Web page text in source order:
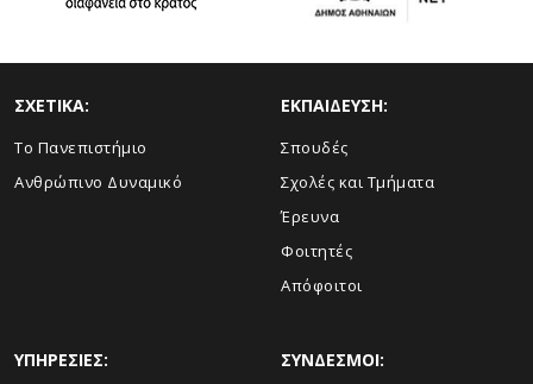
ΣΧΕΤΙΚΑ:
Το Πανεπιστήμιο
Ανθρώπινο Δυναμικό
ΕΚΠΑΙΔΕΥΣΗ:
Σπουδές
Σχολές και Τμήματα
Έρευνα
Φοιτητές
Απόφοιτοι
ΥΠΗΡΕΣΙΕΣ: ΣΥΝΔΕΣΜΟΙ: